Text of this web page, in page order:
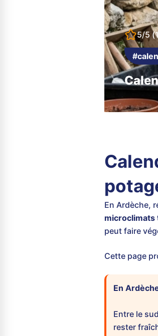
5/5
En Ardèche,
microclimats
peut faire
Cette page
En
Entre le
rester